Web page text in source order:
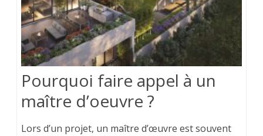
Pourquoi faire appel à un
maître d’oeuvre ?
Lors d’un projet, un maître d’œuvre est souvent